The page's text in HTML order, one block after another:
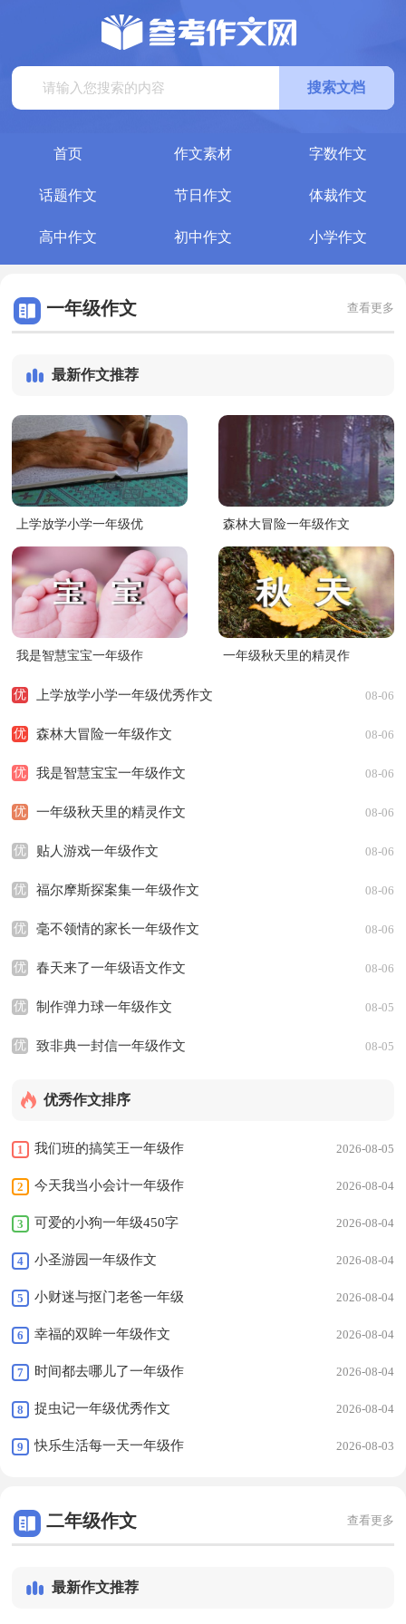
搜索文档
首页 作文素材 字数作文
话题作文 节日作文 体裁作文
高中作文 初中作文 小学作文
一年级作文 查看更多
最新作文推荐
上学放学小学一年级优 森林大冒险一年级作文
我是智慧宝宝一年级作
文
一年级秋天里的精灵作
优 上学放学小学一年级优秀作文 08-06
优 森林大冒险一年级作文 08-06
优 我是智慧宝宝一年级作文 08-06
优 一年级秋天里的精灵作文 08-06
优 贴人游戏一年级作文 08-06
优 福尔摩斯探案集一年级作文 08-06
优 毫不领情的家长一年级作文 08-06
优 春天来了一年级语文作文 08-06
优 制作弹力球一年级作文 08-05
优 致非典一封信一年级作文 08-05
优秀作文排序
1 我们班的搞笑王一年级作
文
2026-08-05
2 今天我当小会计一年级作
文
2026-08-04
3 可爱的小狗一年级450字
作文
2026-08-04
4 小圣游园一年级作文 2026-08-04
5 小财迷与抠门老爸一年级
作文
2026-08-04
6 幸福的双眸一年级作文 2026-08-04
7 时间都去哪儿了一年级作
文
2026-08-04
8 捉虫记一年级优秀作文 2026-08-04
9 快乐生活每一天一年级作 2026-08-03
二年级作文 查看更多
最新作文推荐